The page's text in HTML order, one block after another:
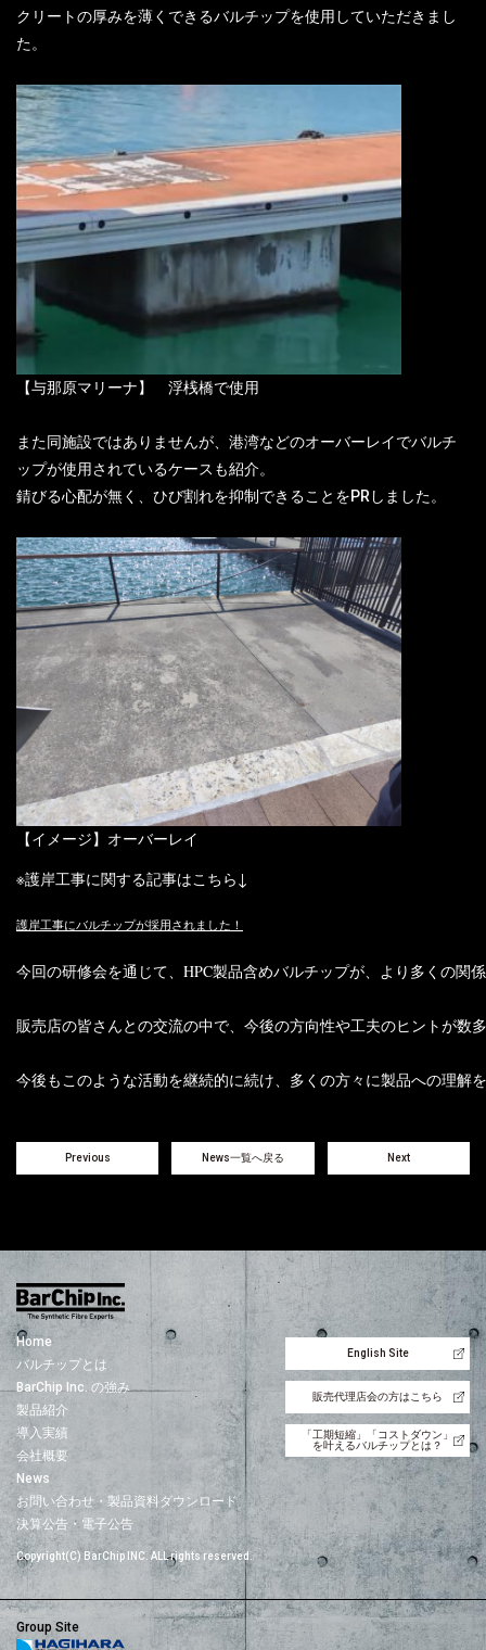
クリートの厚みを薄くできるバルチップを使用していただきまし
た。
【与那原マリーナ】 浮桟橋で使用
また同施設ではありませんが、港湾などのオーバーレイでバルチ
ップが使用されているケースも紹介。
錆びる心配が無く、ひび割れを抑制できることをPRしました。
【イメージ】オーバーレイ
※護岸工事に関する記事はこちら↓
護岸工事にバルチップが採用されました！
今回の研修会を通じて、HPC製品含めバルチップが、より多くの関
販売店の皆さんとの交流の中で、今後の方向性や工夫のヒントが数
今後もこのような活動を継続的に続け、多くの方々に製品への理解
Previous News一覧へ戻る Next
Home
バルチップとは
BarChip Inc. の強み
製品紹介
導入実績
会社概要
News
お問い合わせ・製品資料ダウンロード
決算公告・電子公告
Copyright(C) BarChip INC. ALL rights reserved.
English Site
販売代理店会の方はこちら
「工期短縮」「コストダウン」
を叶えるバルチップとは？
Group Site